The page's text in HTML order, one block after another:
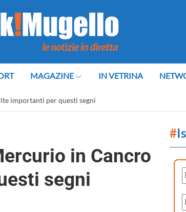
MAGAZINE IN VETRINA
importanti per questi segni
in Cancro
segni
#